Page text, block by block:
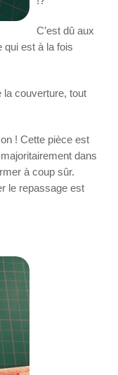
C’est dû aux
qui est à la fois
la couverture, tout
! Cette pièce est
dans
à coup sûr.
le repassage est